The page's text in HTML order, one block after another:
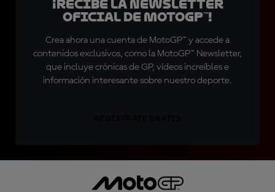
¡Recibe la Newsletter
oficial de MotoGP™!
Crea ahora una cuenta de MotoGP™ y accede a
contenidos exclusivos, como la MotoGP™ Newsletter,
que incluye crónicas de GP, vídeos increíbles e
información interesante sobre nuestro deporte.